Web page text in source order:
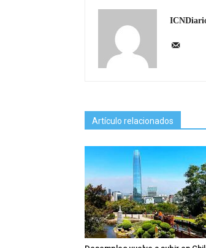
Artículo relacionados